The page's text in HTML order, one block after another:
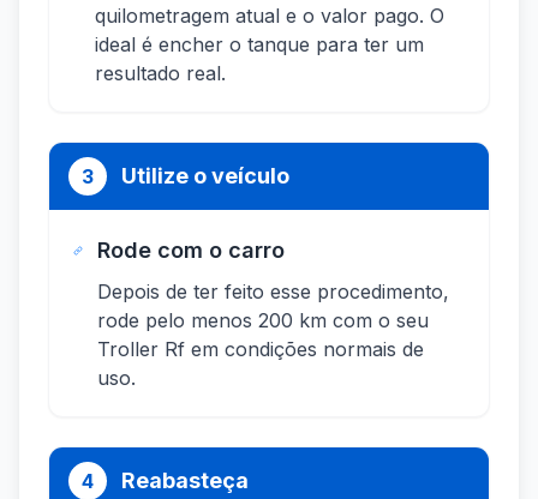
quilometragem atual e o valor pago. O
ideal é encher o tanque para ter um
resultado real.
3 Utilize o veículo
Rode com o carro
Depois de ter feito esse procedimento,
rode pelo menos 200 km com o seu
Troller Rf em condições normais de
uso.
4 Reabasteça